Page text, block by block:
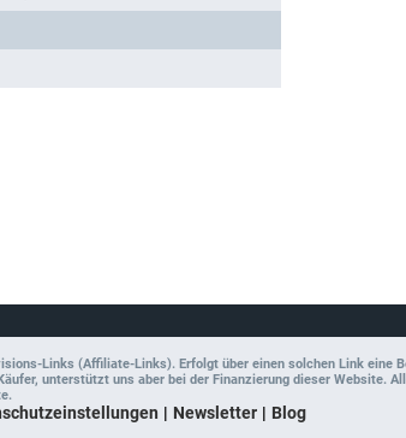
Links (Affiliate-Links). Erfolgt über einen solchen Link eine
unterstützt uns aber bei der Finanzierung dieser Website.
Newsletter Blog